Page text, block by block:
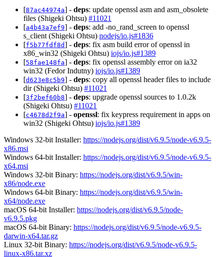
[87ac44974a] - deps: update openssl asm and asm_obsolete
files (Shigeki Ohtsu) #11021
[a4b43a7ef9] - deps: add -no_rand_screen to openssl
s_client (Shigeki Ohtsu) nodejs/io.js#1836
[f5b77fdf8d] - deps: fix asm build error of openssl in
x86_win32 (Shigeki Ohtsu) iojs/io.js#1389
[58fae148fa] - deps: fix openssl assembly error on ia32
win32 (Fedor Indutny) iojs/io.js#1389
[d623e8c5b9] - deps: copy all openssl header files to include
dir (Shigeki Ohtsu) #11021
[3f2bef60b8] - deps: upgrade openssl sources to 1.0.2k
(Shigeki Ohtsu) #11021
[c4678d2f9a] - openssl: fix keypress requirement in apps on
win32 (Shigeki Ohtsu) iojs/io.js#1389
Windows 32-bit Installer: https://nodejs.org/dist/v6.9.5/node-v6.9.5-
x86.msi
Windows 64-bit Installer: https://nodejs.org/dist/v6.9.5/node-v6.9.5-
x64.msi
Windows 32-bit Binary: https://nodejs.org/dist/v6.9.5/win-
x86/node.exe
Windows 64-bit Binary: https://nodejs.org/dist/v6.9.5/win-
x64/node.exe
macOS 64-bit Installer: https://nodejs.org/dist/v6.9.5/node-
v6.9.5.pkg
macOS 64-bit Binary: https://nodejs.org/dist/v6.9.5/node-v6.9.5-
darwin-x64.tar.gz
Linux 32-bit Binary: https://nodejs.org/dist/v6.9.5/node-v6.9.5-
linux-x86.tar.xz